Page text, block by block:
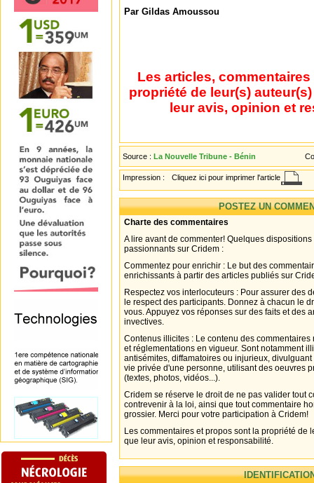
Par Gildas Amoussou
Les articles,
propriété de leur(s)
leur avis, opinion et
Source : La Nouvelle Tribune - Bénin
Impression : Cliquez ici pour imprimer l'article
POSTEZ UN
Charte des commentaires
A lire avant de commenter! Quelques
passionnants sur Cridem :
Commentez pour enrichir : Le but des
enrichissants à partir des articles publiés sur
Respectez vos interlocuteurs : Pour assurer des
le respect des participants. Donnez à chacun le
vous. Appuyez vos réponses sur des faits et des
invectives.
Contenus illicites : Le contenu des
et réglementations en vigueur. Sont notamment
antisémites, diffamatoires ou injurieux,
vie privée d'une personne, utilisant des oeuvres
(textes, photos, vidéos...).
Cridem se réserve le droit de ne pas valider tout
contrevenir à la loi, ainsi que tout commentaire
grossier. Merci pour votre participation à Cridem!
Les commentaires et propos sont la propriété de
que leur avis, opinion et responsabilité.